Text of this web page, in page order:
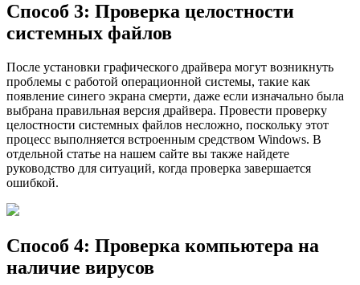
Способ 3: Проверка целостности
системных файлов
После установки графического драйвера могут возникнуть
проблемы с работой операционной системы, такие как
появление синего экрана смерти, даже если изначально была
выбрана правильная версия драйвера. Провести проверку
целостности системных файлов несложно, поскольку этот
процесс выполняется встроенным средством Windows. В
отдельной статье на нашем сайте вы также найдете
руководство для ситуаций, когда проверка завершается
ошибкой.
Способ 4: Проверка компьютера на
наличие вирусов